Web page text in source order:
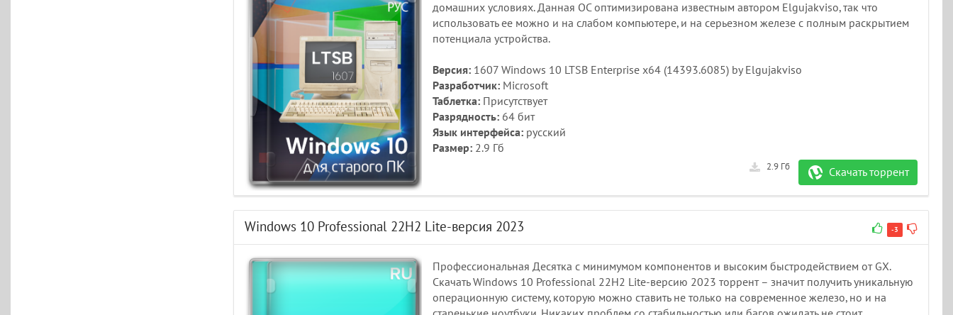
домашних условиях. Данная ОС оптимизирована известным автором Elgujakviso, так что
использовать ее можно и на слабом компьютере, и на серьезном железе с полным раскрытием
потенциала устройства.
Версия: 1607 Windows 10 LTSB Enterprise x64 (14393.6085) by Elgujakviso
Разработчик: Microsoft
Таблетка: Присутствует
Разрядность: 64 бит
Язык интерфейса: русский
Размер: 2.9 Гб
Скачать торрент
2.9 Гб
Windows 10 Professional 22H2 Lite-версия 2023 -3
Профессиональная Десятка с минимумом компонентов и высоким быстродействием от GX.
Скачать Windows 10 Professional 22H2 Lite-версию 2023 торрент – значит получить уникальную
операционную систему, которую можно ставить не только на современное железо, но и на